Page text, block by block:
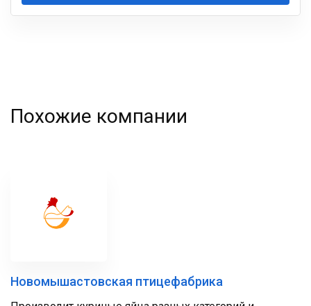
Ваша
Похожие компании
Новомышастовская птицефабрика